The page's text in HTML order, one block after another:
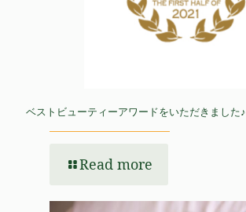
ベストビューティーアワードをいただきました♪
Read more